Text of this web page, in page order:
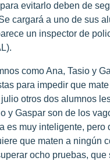
evitarlo deben de
cargará a uno de sus
un inspector de
como Ana, Tasio y
para impedir que
otros dos alumnos
y Gaspar son de los
es muy inteligente, pero
que maten a ningún
ocho pruebas, que